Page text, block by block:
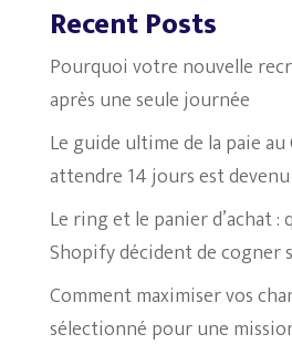
Recent Posts
Pourquoi votre nouvelle
après une seule journée
Le guide ultime de la paie
attendre 14 jours est
Le ring et le panier d’achat :
Shopify décident de cogner
Comment maximiser vos
sélectionné pour une